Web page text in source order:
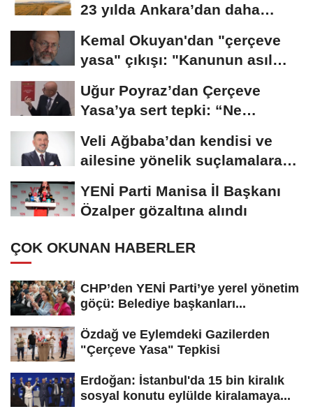
23 yılda Ankara’dan daha
Kemal Okuyan'dan "çerçeve
yasa" çıkışı: "Kanunun asıl
Uğur Poyraz’dan Çerçeve
Yasa’ya sert tepki: “Ne
Veli Ağbaba’dan kendisi ve
ailesine yönelik suçlamalara
tepki: “Bir...
YENİ Parti Manisa İl Başkanı
Özalper gözaltına alındı
ÇOK OKUNAN HABERLER
CHP’den YENİ Parti’ye yerel yönetim
göçü: Belediye başkanları...
Özdağ ve Eylemdeki Gazilerden
"Çerçeve Yasa" Tepkisi
Erdoğan: İstanbul'da 15 bin kiralık
sosyal konutu eylülde kiralamaya...